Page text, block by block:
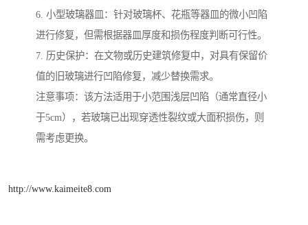
6. 小型玻璃器皿：针对玻璃杯、花瓶等器皿的微小凹陷
进行修复，但需根据器皿厚度和损伤程度判断可行性。
7. 历史保护：在文物或历史建筑修复中，对具有保留价
值的旧玻璃进行凹陷修复，减少替换需求。
注意事项：该方法适用于小范围浅层凹陷（通常直径小
于5cm），若玻璃已出现穿透性裂纹或大面积损伤，则
需考虑更换。
http://www.kaimeite8.com